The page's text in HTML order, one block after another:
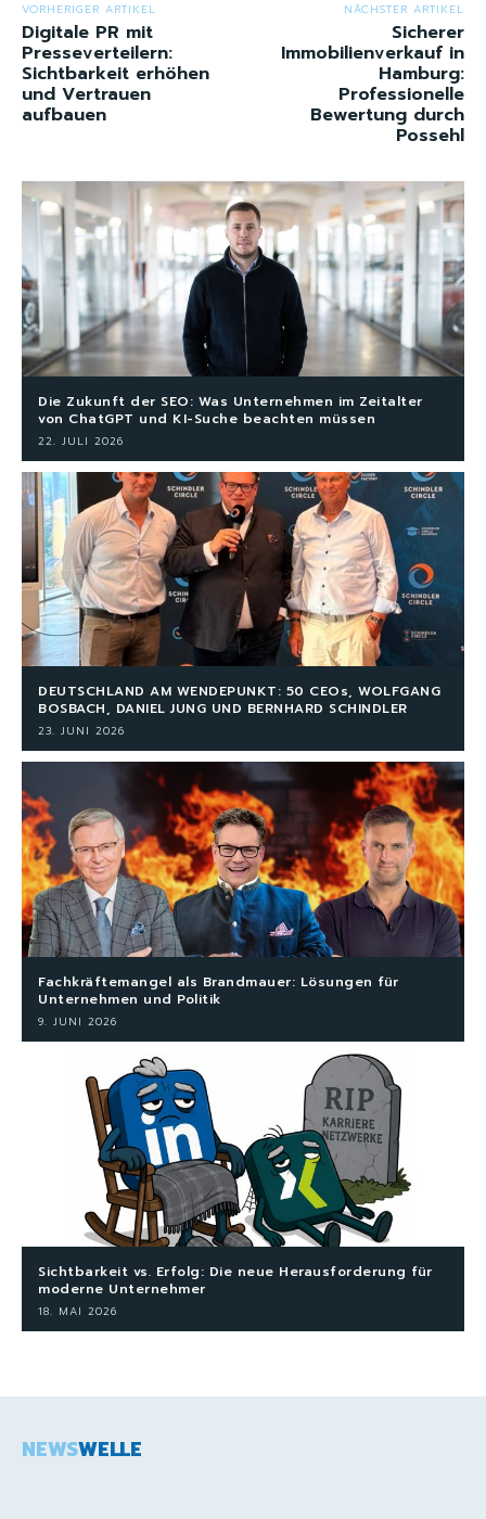
VORHERIGER ARTIKEL
Digitale PR mit
Presseverteilern:
Sichtbarkeit erhöhen
und Vertrauen
aufbauen
NÄCHSTER ARTIKEL
Sicherer
Immobilienverkauf in
Hamburg:
Professionelle
Bewertung durch
Possehl
Die Zukunft der SEO: Was Unternehmen im Zeitalter
von ChatGPT und KI-Suche beachten müssen
22. JULI 2026
DEUTSCHLAND AM WENDEPUNKT: 50 CEOs, WOLFGANG
BOSBACH, DANIEL JUNG UND BERNHARD SCHINDLER
23. JUNI 2026
Fachkräftemangel als Brandmauer: Lösungen für
Unternehmen und Politik
9. JUNI 2026
Sichtbarkeit vs. Erfolg: Die neue Herausforderung für
moderne Unternehmer
18. MAI 2026
NEWSWELLE